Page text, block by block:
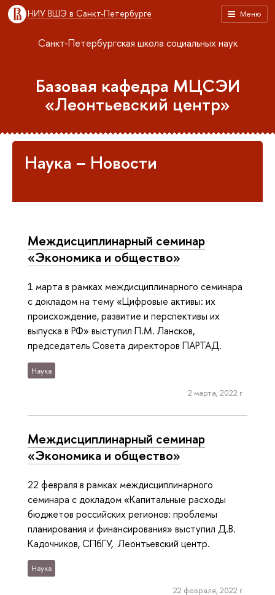
Меню
НИУ ВШЭ в Санкт-Петербурге
Санкт-Петербургская школа социальных наук
Базовая кафедра МЦСЭИ
«Леонтьевский центр»
Наука – Новости
Междисциплинарный семинар
«Экономика и общество»
1 марта в рамках междисциплинарного семинара
с докладом на тему «Цифровые активы: их
происхождение, развитие и перспективы их
выпуска в РФ» выступил П.М. Лансков,
председатель Совета директоров ПАРТАД.
Наука
2 марта, 2022 г.
Междисциплинарный семинар
«Экономика и общество»
22 февраля в рамках междисциплинарного
семинара с докладом «Капитальные расходы
бюджетов российских регионов: проблемы
планирования и финансирования» выступил Д.В.
Кадочников, СПбГУ, Леонтьевский центр.
Наука
22 февраля, 2022 г.